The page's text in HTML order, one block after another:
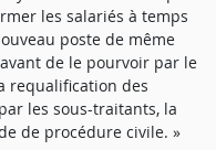
les salariés à temps
poste de même
de le pourvoir par le
requalification des
les sous-traitants, la
de procédure civile. »